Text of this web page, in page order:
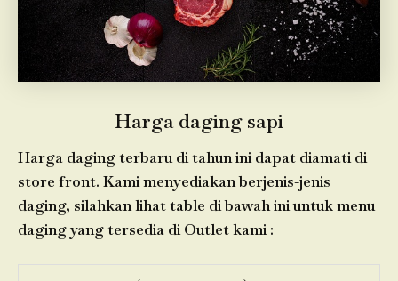
Harga daging sapi
Harga daging terbaru di tahun ini dapat diamati di
store front. Kami menyediakan berjenis-jenis
daging, silahkan lihat table di bawah ini untuk menu
daging yang tersedia di Outlet kami :